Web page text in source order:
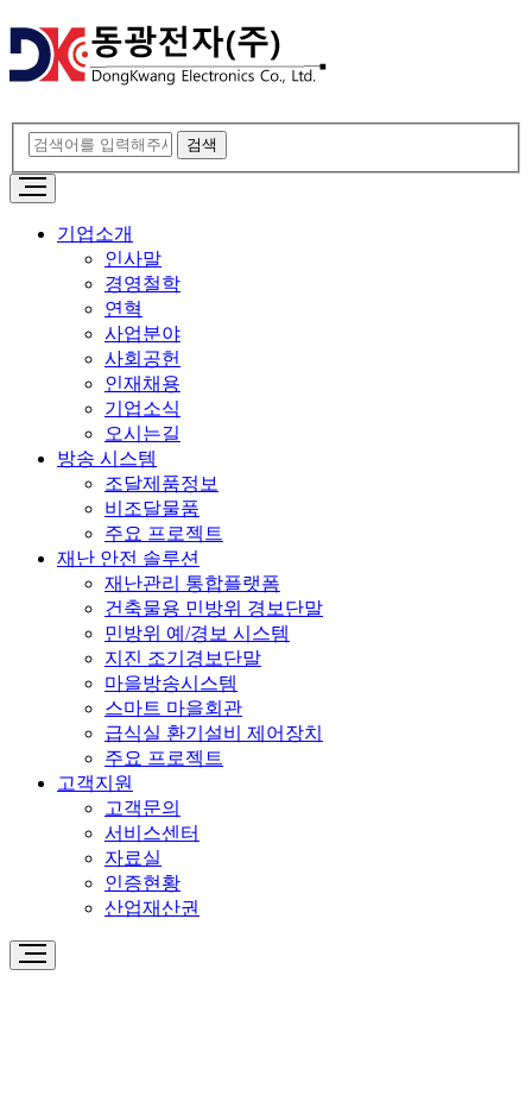
기업소개
인사말
경영철학
연혁
사업분야
사회공헌
인재채용
기업소식
오시는길
방송 시스템
조달제품정보
비조달물품
주요 프로젝트
재난 안전 솔루션
재난관리 통합플랫폼
건축물용 민방위 경보단말
민방위 예/경보 시스템
지진 조기경보단말
마을방송시스템
스마트 마을회관
급식실 환기설비 제어장치
주요 프로젝트
고객지원
고객문의
서비스센터
자료실
인증현황
산업재산권